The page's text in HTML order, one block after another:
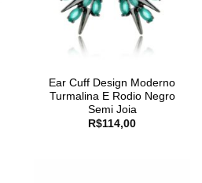
Ear Cuff Design Moderno
Turmalina E Rodio Negro
Semi Joia
R$114,00